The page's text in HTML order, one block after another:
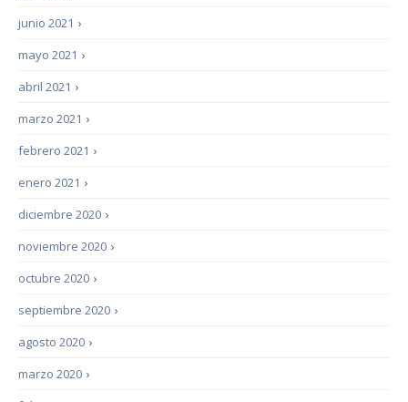
›
junio 2021
›
mayo 2021
›
abril 2021
›
marzo 2021
›
febrero 2021
›
enero 2021
›
diciembre 2020
›
noviembre 2020
›
octubre 2020
›
septiembre 2020
›
agosto 2020
›
marzo 2020